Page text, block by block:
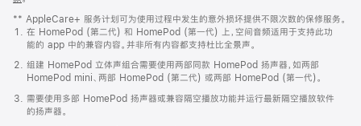
窗
口
中
打
开)
** AppleCare+ 服务计划可为使用过程中发生的意外损坏提供不限次数的保修服务。
在 HomePod (第二代) 和 HomePod (第一代) 上，空间音频适用于支持此功
能的 app 中的兼容内容。并非所有内容都支持杜比全景声。
组建 HomePod 立体声组合需要使用两部同款 HomePod 扬声器，如两部
HomePod mini、两部 HomePod (第二代) 或两部 HomePod (第一代)。
需要使用多部 HomePod 扬声器或兼容隔空播放功能并运行最新隔空播放软件
的扬声器。